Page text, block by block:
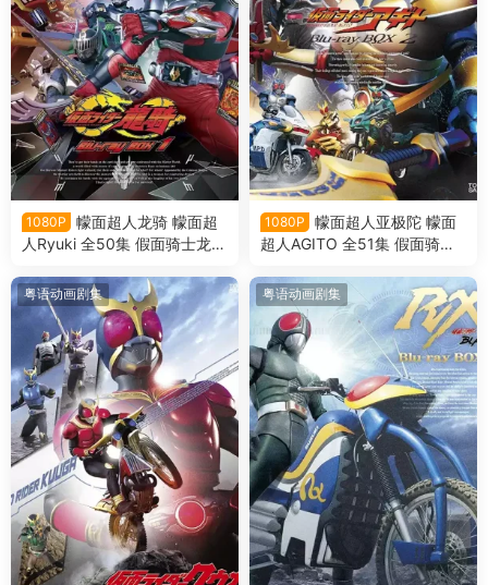
1080P
幪面超人龙骑 幪面超
人Ryuki 全50集 假面骑士龙骑
1080P
幪面超人亚极陀 幪面
超人AGITO 全51集 假面骑士
版
粤语动画剧集 粤语动画剧集